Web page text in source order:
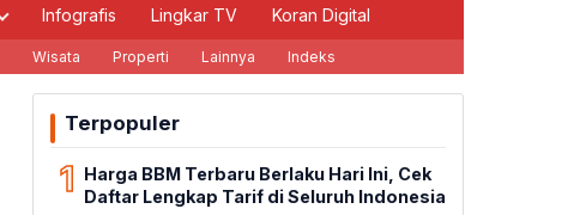
Infografis Lingkar TV Koran Digital
Wisata Properti Lainnya Indeks
Terpopuler
1 Harga BBM Terbaru Berlaku Hari Ini, Cek
Daftar Lengkap Tarif di Seluruh Indonesia